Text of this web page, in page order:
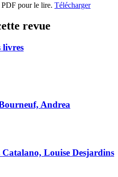
PDF pour le lire. Télécharger
revue
livres
Andrea
Louise Desjardins